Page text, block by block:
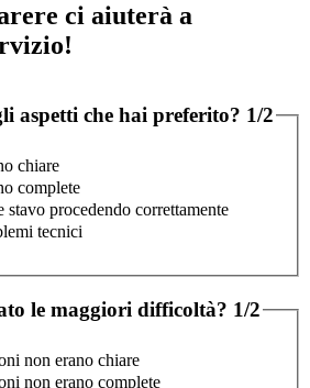
ci aiuterà a
aspetti che hai preferito? 1/2
chiare
complete
stavo procedendo correttamente
tecnici
le maggiori difficoltà? 1/2
non erano chiare
non erano complete